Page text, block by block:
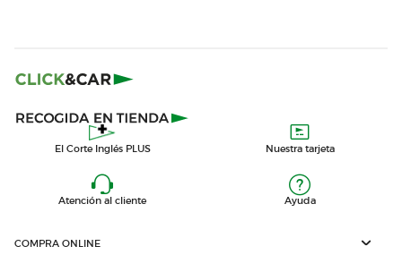
El Corte Inglés PLUS Nuestra tarjeta
Atención al cliente Ayuda
COMPRA ONLINE